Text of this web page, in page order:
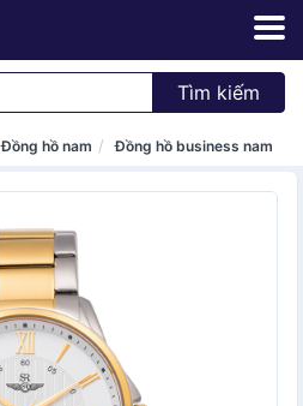
Tìm kiếm
Đồng hồ nam Đồng hồ business nam